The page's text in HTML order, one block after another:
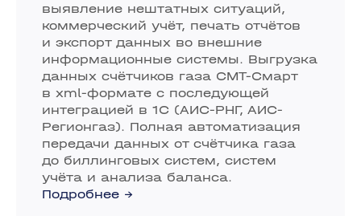
выявление нештатных ситуаций,
коммерческий учёт, печать отчётов
и экспорт данных во внешние
информационные системы. Выгрузка
данных счётчиков газа СМТ-Смарт
в xml-формате с последующей
интеграцией в 1С (АИС-РНГ, АИС-
Регионгаз). Полная автоматизация
передачи данных от счётчика газа
до биллинговых систем, систем
учёта и анализа баланса.
Подробнее →